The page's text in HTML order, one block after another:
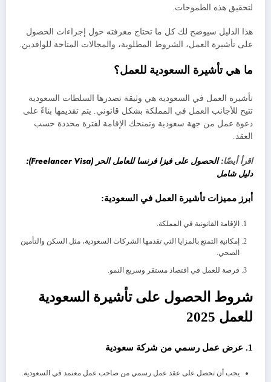
لتحقيق هذه الطموحات.
هذا الدليل سيوضح لك كل ما تحتاج معرفته حول إجراءات الحصول
على تأشيرة العمل، الشروط المطلوبة، والمجالات المتاحة للوافدين.
ما هي تأشيرة السعودية للعمل؟
تأشيرة العمل في السعودية هي وثيقة تصدرها السلطات السعودية
تتيح للأجانب العمل في المملكة بشكل قانوني. يتم تقديمها بناءً على
دعوة عمل من جهة سعودية وتمنحك الإقامة لفترة محددة حسب
العقد.
اقرأ أيضًا:
الحصول على فيزا فرنسا للعامل الحر (Freelancer Visa):
دليل شامل
أبرز مميزات تأشيرة العمل في السعودية:
الإقامة القانونية في المملكة.
إمكانية التمتع بالمزايا التي تقدمها الشركات السعودية، مثل السكن والتأمين
الصحي.
فرصة للعمل في اقتصاد مستقر وسريع النمو.
شروط الحصول على تأشيرة السعودية
للعمل 2025
1. عرض عمل رسمي من شركة سعودية
يجب أن تحصل على عقد عمل رسمي من صاحب عمل معتمد في السعودية.